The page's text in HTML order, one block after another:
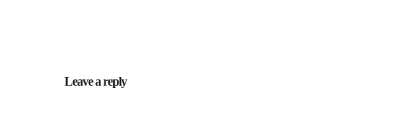
Leave a reply